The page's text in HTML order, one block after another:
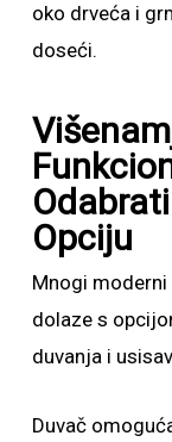
oko drveća i
doseći.
Opciju
Mnogi
dolaze s
duvanja i
Duvač